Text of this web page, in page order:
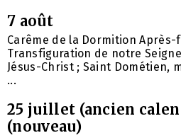
7 août
Carême de la Dormition Après-
Transfiguration de notre
Jésus-Christ ; Saint Dométien,
...
25 juillet (ancien
(nouveau)